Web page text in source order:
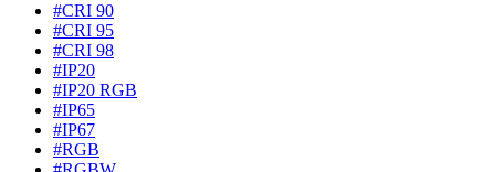
#CRI 90
#CRI 95
#CRI 98
#IP20
#IP20 RGB
#IP65
#IP67
#RGB